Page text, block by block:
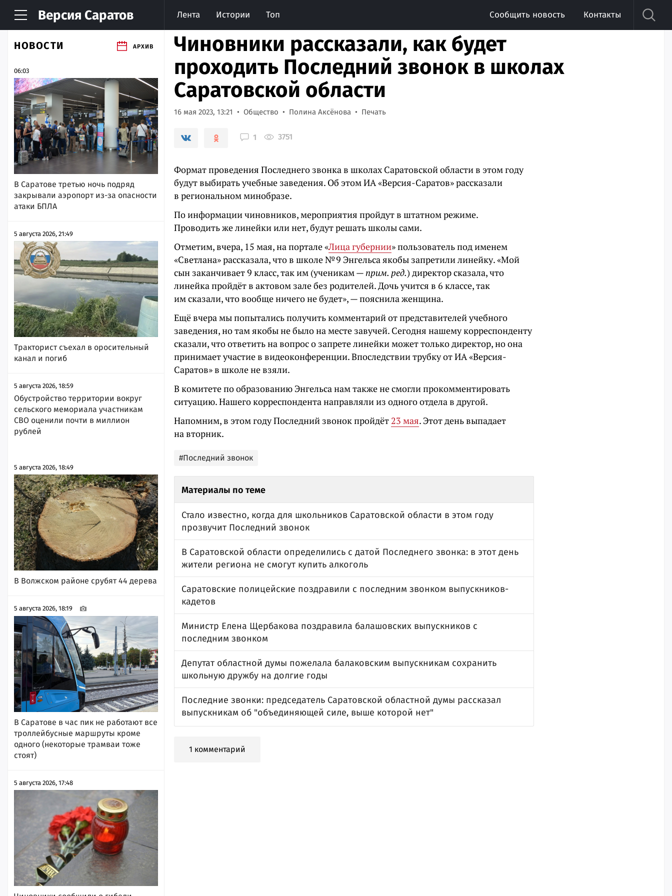
Версия Саратов Лента Истории Топ Сообщить новость Контакты
НОВОСТИ АРХИВ
06:03
В Саратове третью ночь подряд
закрывали аэропорт из-за опасности
атаки БПЛА
5 августа 2026, 21:49
Тракторист съехал в оросительный
канал и погиб
5 августа 2026, 18:59
Обустройство территории вокруг
сельского мемориала участникам
СВО оценили почти в миллион
рублей
5 августа 2026, 18:49
В Волжском районе срубят 44 дерева
5 августа 2026, 18:19
В Саратове в час пик не работают все
троллейбусные маршруты кроме
одного (некоторые трамваи тоже
стоят)
5 августа 2026, 17:48
Чиновники рассказали, как будет
проходить Последний звонок в школах
Саратовской области
16 мая 2023, 13:21 Общество Полина Аксёнова Печать
1 3751
Формат проведения Последнего звонка в школах Саратовской области в этом году
будут выбирать учебные заведения. Об этом ИА «Версия-Саратов» рассказали
в региональном минобразе.
По информации чиновников, мероприятия пройдут в штатном режиме.
Проводить же линейки или нет, будут решать школы сами.
Отметим, вчера, 15 мая, на портале «Лица губернии» пользователь под именем
«Светлана» рассказала, что в школе № 9 Энгельса якобы запретили линейку. «Мой
сын заканчивает 9 класс, так им (ученикам —прим. ред.) директор сказала, что
линейка пройдёт в актовом зале без родителей. Дочь учится в 6 классе, так
им сказали, что вообще ничего не будет», — пояснила женщина.
Ещё вчера мы попытались получить комментарий от представителей учебного
заведения, но там якобы не было на месте завучей. Сегодня нашему корреспонденту
сказали, что ответить на вопрос о запрете линейки может только директор, но она
принимает участие в видеоконференции. Впоследствии трубку от ИА «Версия-
Саратов» в школе не взяли.
В комитете по образованию Энгельса нам также не смогли прокомментировать
ситуацию. Нашего корреспондента направляли из одного отдела в другой.
Напомним, в этом году Последний звонок пройдёт 23 мая. Этот день выпадает
на вторник.
#Последний звонок
Материалы по теме
Стало известно, когда для школьников Саратовской области в этом году
прозвучит Последний звонок
В Саратовской области определились с датой Последнего звонка: в этот день
жители региона не смогут купить алкоголь
Саратовские полицейские поздравили с последним звонком выпускников-
кадетов
Министр Елена Щербакова поздравила балашовских выпускников с
последним звонком
Депутат областной думы пожелала балаковским выпускникам сохранить
школьную дружбу на долгие годы
Последние звонки: председатель Саратовской областной думы рассказал
выпускникам об "объединяющей силе, выше которой нет"
1 комментарий